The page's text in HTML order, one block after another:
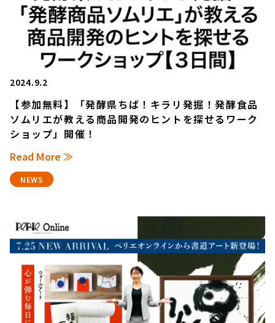
2024.9.2
【参加無料】「発酵県ちば！キラリ発掘！発酵食品
ソムリエが教える商品開発のヒントを探せるワーク
ショップ」開催！
Read More ≫
NEWS